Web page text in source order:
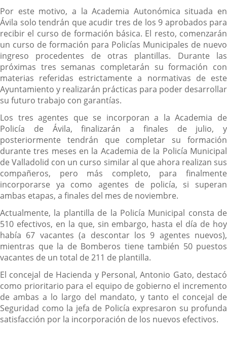
Por este motivo, a la Academia Autonómica situada en
Ávila solo tendrán que acudir tres de los 9 aprobados para
recibir el curso de formación básica. El resto, comenzarán
un curso de formación para Policías Municipales de nuevo
ingreso procedentes de otras plantillas. Durante las
próximas tres semanas completarán su formación con
materias referidas estrictamente a normativas de este
Ayuntamiento y realizarán prácticas para poder desarrollar
su futuro trabajo con garantías.
Los tres agentes que se incorporan a la Academia de
Policía de Ávila, finalizarán a finales de julio, y
posteriormente tendrán que completar su formación
durante tres meses en la Academia de la Policía Municipal
de Valladolid con un curso similar al que ahora realizan sus
compañeros, pero más completo, para finalmente
incorporarse ya como agentes de policía, si superan
ambas etapas, a finales del mes de noviembre.
Actualmente, la plantilla de la Policía Municipal consta de
510 efectivos, en la que, sin embargo, hasta el día de hoy
había 67 vacantes (a descontar los 9 agentes nuevos),
mientras que la de Bomberos tiene también 50 puestos
vacantes de un total de 211 de plantilla.
El concejal de Hacienda y Personal, Antonio Gato, destacó
como prioritario para el equipo de gobierno el incremento
de ambas a lo largo del mandato, y tanto el concejal de
Seguridad como la jefa de Policía expresaron su profunda
satisfacción por la incorporación de los nuevos efectivos.